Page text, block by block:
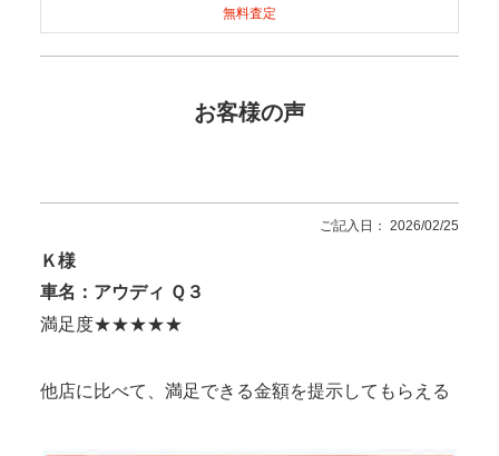
無料査定
お客様の声
ご記入日： 2026/02/25
Ｋ様
車名：アウディ Ｑ３
満足度★★★★★
他店に比べて、満足できる金額を提示してもらえる